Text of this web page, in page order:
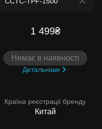
1 499₴
Немає в наявності
Детальніше
Країна реєстрації бренду
Китай